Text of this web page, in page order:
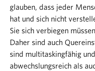
glauben, dass jeder
hat und sich nicht
Sie sich verbiegen
Daher sind auch
sind multitaskingfähig
abwechslungsreich als